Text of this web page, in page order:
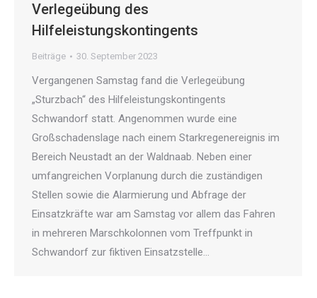
Verlegeübung des
Hilfeleistungskontingents
Beiträge 30. September 2023
Vergangenen Samstag fand die Verlegeübung
„Sturzbach“ des Hilfeleistungskontingents
Schwandorf statt. Angenommen wurde eine
Großschadenslage nach einem Starkregenereignis im
Bereich Neustadt an der Waldnaab. Neben einer
umfangreichen Vorplanung durch die zuständigen
Stellen sowie die Alarmierung und Abfrage der
Einsatzkräfte war am Samstag vor allem das Fahren
in mehreren Marschkolonnen vom Treffpunkt in
Schwandorf zur fiktiven Einsatzstelle…